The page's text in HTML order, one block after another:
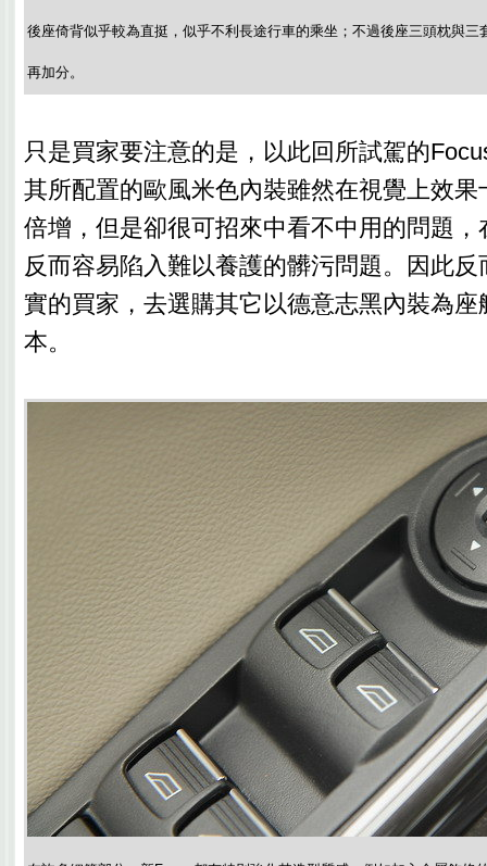
後座倚背似乎較為直挺，似乎不利長途行車的乘坐；不過後座三頭枕與三
再加分。
只是買家要注意的是，以此回所試駕的
其所配置的歐風米色內裝雖然在視覺上效
倍增，但是卻很可招來中看不中用的問題
反而容易陷入難以養護的髒污問題。因此
實的買家，去選購其它以德意志黑內裝為座
本。